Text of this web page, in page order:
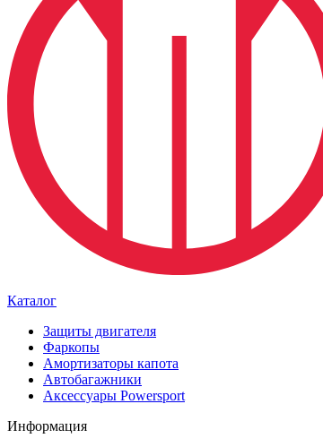
Каталог
Защиты двигателя
Фаркопы
Амортизаторы капота
Автобагажники
Аксессуары Powersport
Информация